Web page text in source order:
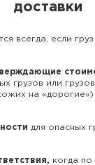
доставки
всегда, если
грузов или
на «дорогие»)
для опасных
когда по